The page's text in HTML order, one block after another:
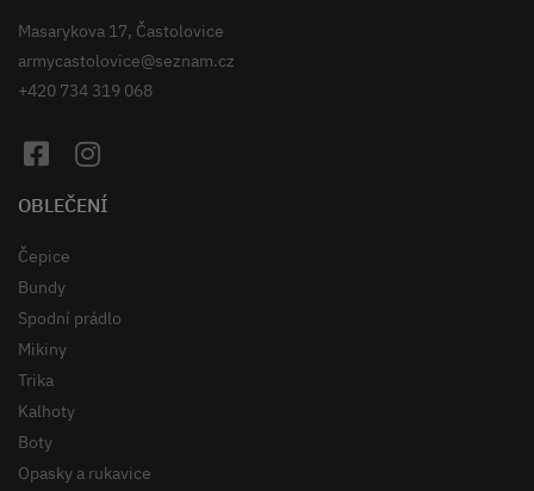
Masarykova 17, Častolovice
armycastolovice@seznam.cz
+420 734 319 068
OBLEČENÍ
Čepice
Bundy
Spodní prádlo
Mikiny
Trika
Kalhoty
Boty
Opasky a rukavice